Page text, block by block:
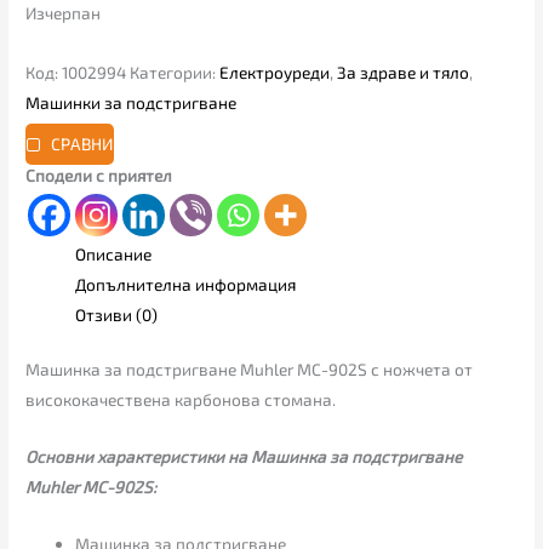
Изчерпан
Код:1002994 Категории: Електроуреди,За здраве и тяло,
Машинки за подстригване
СРАВНИ
Сподели с приятел
Описание
Допълнителна информация
Отзиви (0)
Машинка за подстригване Muhler MC-902S с ножчета от
висококачествена карбонова стомана.
Основни характеристики на Машинка за подстригване
Muhler MC-902S:
Машинка за подстригване